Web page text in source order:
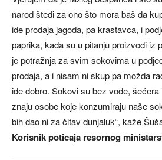
narod štedi za ono što mora baš da
ide prodaja jagoda, pa krastavca, i
paprika, kada su u pitanju proizvodi iz
je potražnja za svim sokovima u
prodaja, a i nisam ni skup pa možda
ide dobro. Sokovi su bez vode, šećera
znaju osobe koje konzumiraju naše
bih dao ni za čitav dunjaluk“, kaže
Korisnik poticaja resornog